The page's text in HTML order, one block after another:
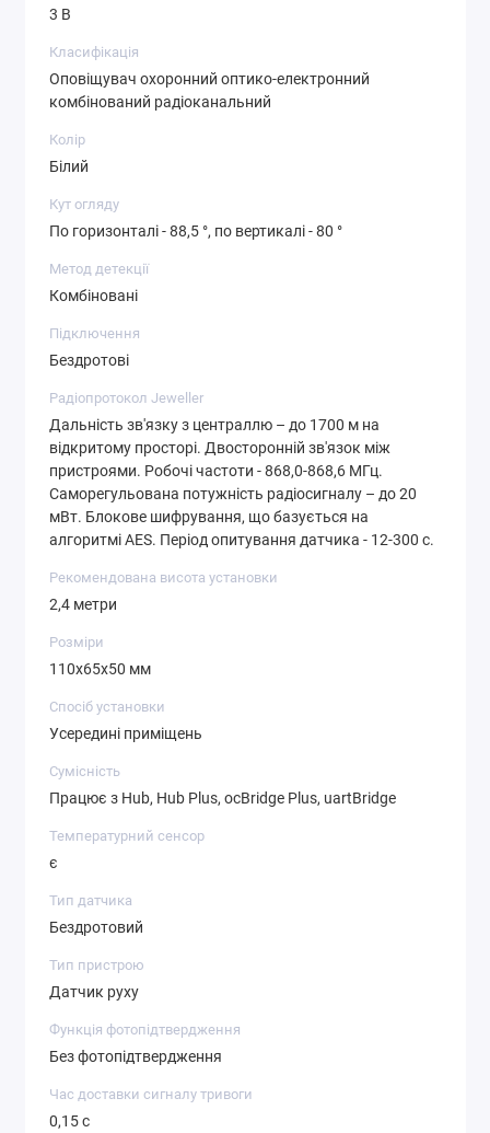
3 В
Класифікація
Оповіщувач охоронний оптико-електронний
комбінований радіоканальний
Колір
Білий
Кут огляду
По горизонталі - 88,5 °, по вертикалі - 80 °
Метод детекції
Комбіновані
Підключення
Бездротові
Радіопротокол Jeweller
Дальність зв'язку з централлю – до 1700 м на
відкритому просторі. Двосторонній зв'язок між
пристроями. Робочі частоти - 868,0-868,6 МГц.
Саморегульована потужність радіосигналу – до 20
мВт. Блокове шифрування, що базується на
алгоритмі AES. Період опитування датчика - 12-300 с.
Рекомендована висота установки
2,4 метри
Розміри
110x65x50 мм
Спосіб установки
Усередині приміщень
Сумісність
Працює з Hub, Hub Plus, ocBridge Plus, uartBridge
Температурний сенсор
є
Тип датчика
Бездротовий
Тип пристрою
Датчик руху
Функція фотопідтвердження
Без фотопідтвердження
Час доставки сигналу тривоги
0,15 с